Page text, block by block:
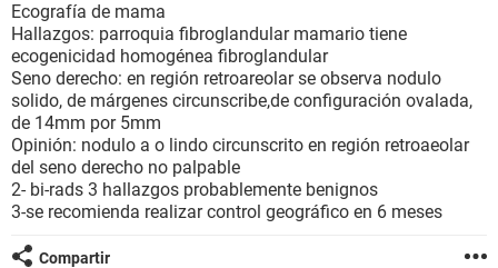
SEXUALIDAD
GLOSARIO
Ecografía de mama
Hallazgos: parroquia fibroglandular mamario tiene
ecogenicidad homogénea fibroglandular
Seno derecho: en región retroareolar se observa nodulo
solido, de márgenes circunscribe,de configuración ovalada,
de 14mm por 5mm
Opinión: nodulo a o lindo circunscrito en región retroaeolar
del seno derecho no palpable
2- bi-rads 3 hallazgos probablemente benignos
3-se recomienda realizar control geográfico en 6 meses
Compartir